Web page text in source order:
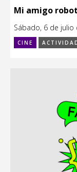
Mi amigo robot
Sábado, 6 de julio
CINE